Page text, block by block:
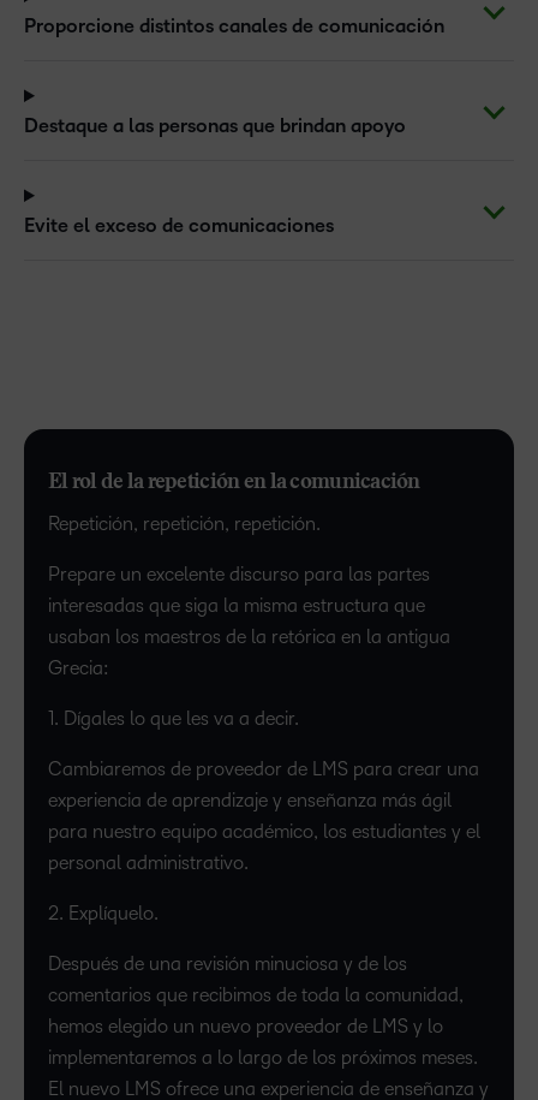
Proporcione distintos canales de comunicación
Destaque a las personas que brindan apoyo
Evite el exceso de comunicaciones
El rol de la repetición en la comunicación
Repetición, repetición, repetición.
Prepare un excelente discurso para las partes
interesadas que siga la misma estructura que
usaban los maestros de la retórica en la antigua
Grecia:
1. Dígales lo que les va a decir.
Cambiaremos de proveedor de LMS para crear una
experiencia de aprendizaje y enseñanza más ágil
para nuestro equipo académico, los estudiantes y el
personal administrativo.
2. Explíquelo.
Después de una revisión minuciosa y de los
comentarios que recibimos de toda la comunidad,
hemos elegido un nuevo proveedor de LMS y lo
implementaremos a lo largo de los próximos meses.
El nuevo LMS ofrece una experiencia de enseñanza y